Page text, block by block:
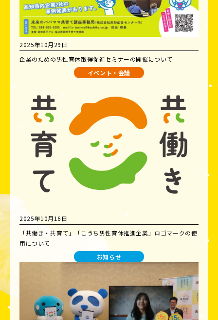
2025年10月29日
企業のための男性育休取得促進セミナーの開催について
イベント・会議
2025年10月16日
「共働き・共育て」「こうち男性育休推進企業」ロゴマークの使
用について
お知らせ